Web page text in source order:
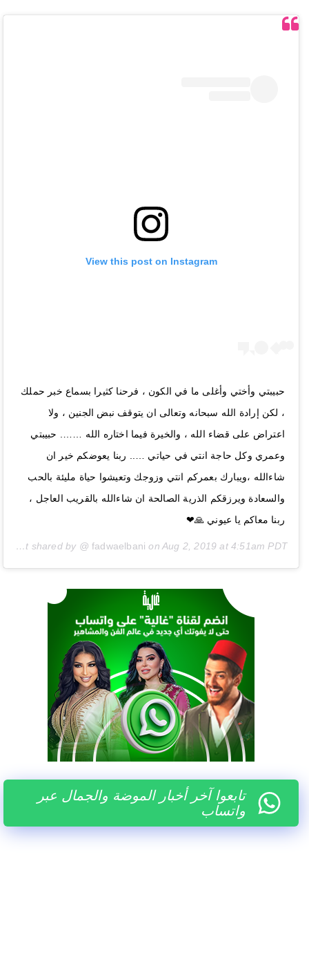
View this post on Instagram
حبيبتي وأختي وأغلى ما في الكون ، فرحنا كثيرا بسماع خبر حملك
، لكن إرادة الله سبحانه وتعالى ان يتوقف نبض الجنين ، ولا
اعتراض على قضاء الله ، والخيرة فيما اختاره الله ……. حبيبتي
وعمري وكل حاجة انتي في حياتي ….. ربنا يعوضكم خير ان
شاءالله ،ويبارك بعمركم انتي وزوجك وتعيشوا حياة مليئة بالحب
والسعادة ويرزقكم الذرية الصالحة ان شاءالله بالقريب العاجل ،
ربنا معاكم يا عيوني 🙏❤
A post shared by @ fadwaelbani on Aug 2, 2019 at 4:51am PDT
تابعوا آخر أخبار الموضة والجمال عبر
واتساب